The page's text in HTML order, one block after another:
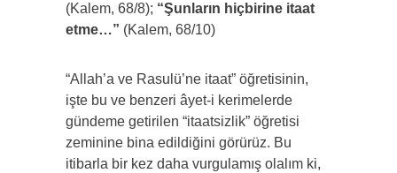
(Kalem, 68/8); “Şunların hiçbirine itaat
etme…” (Kalem, 68/10)
“Allah’a ve Rasulü’ne itaat” öğretisinin,
işte bu ve benzeri âyet-i kerimelerde
gündeme getirilen “itaatsizlik” öğretisi
zeminine bina edildiğini görürüz. Bu
itibarla bir kez daha vurgulamış olalım ki,